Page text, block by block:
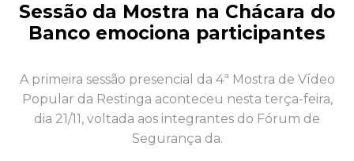
Sessão da Mostra na Chácara do
Banco emociona participantes
A primeira sessão presencial da 4ª Mostra de Vídeo
Popular da Restinga aconteceu nesta terça-feira,
dia 21/11, voltada aos integrantes do Fórum de
Segurança da.